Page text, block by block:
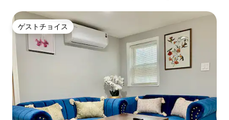
ゲストチョイス
ゲストチョイス